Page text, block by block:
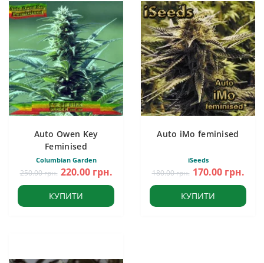
Auto Owen Key
Feminised
Columbian Garden
250.00 грн. 220.00 грн.
КУПИТИ
Auto iMo feminised
iSeeds
180.00 грн. 170.00 грн.
КУПИТИ